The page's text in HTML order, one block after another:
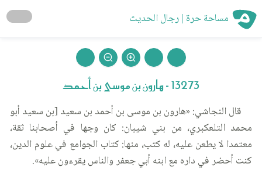
مساحة حرة | رجال الحديث
13273 - هارون بن موسى بن أحمد
قال النجاشي: «هارون بن موسى بن أحمد بن سعيد [بن سعيد أبو
محمد التلعكبري، من بني شيبان: كان وجها في أصحابنا ثقة،
معتمدا لا يطعن عليه، له كتب، منها: كتاب الجوامع في علوم الدين،
كنت أحضر في داره مع ابنه أبي جعفر والناس يقرءون عليه».